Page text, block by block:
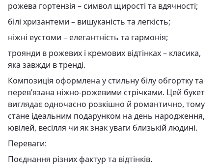
рожева гортензія – символ щирості та вдячності;
білі хризантеми – вишуканість та легкість;
ніжні еустоми – елегантність та гармонія;
троянди в рожевих і кремових відтінках – класика,
яка завжди в тренді.
Композиція оформлена у стильну білу обгортку та
перев’язана ніжно-рожевими стрічками. Цей букет
виглядає одночасно розкішно й романтично, тому
стане ідеальним подарунком на день народження,
ювілей, весілля чи як знак уваги близькій людині.
Переваги:
Поєднання різних фактур та відтінків.